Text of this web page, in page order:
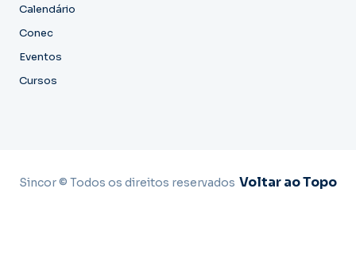
Calendário
Conec
Eventos
Cursos
Sincor © Todos os direitos reservados Voltar ao Topo